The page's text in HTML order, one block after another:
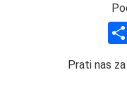
Prati nas